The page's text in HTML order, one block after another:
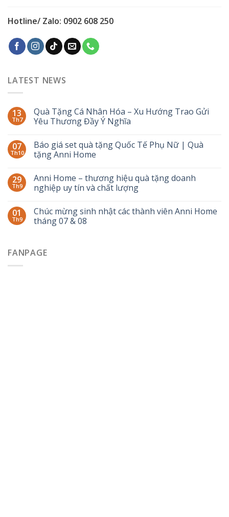
Hotline/ Zalo: 0902 608 250
LATEST NEWS
13
Th7
Quà Tặng Cá Nhân Hóa – Xu Hướng Trao Gửi
Yêu Thương Đầy Ý Nghĩa
07
Th10
Báo giá set quà tặng Quốc Tế Phụ Nữ | Quà
tặng Anni Home
29
Th9
Anni Home – thương hiệu quà tặng doanh
nghiệp uy tín và chất lượng
01
Th9
Chúc mừng sinh nhật các thành viên Anni Home
tháng 07 & 08
FANPAGE